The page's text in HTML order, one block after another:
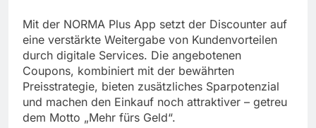
Mit der NORMA Plus App setzt der Discounter auf
eine verstärkte Weitergabe von Kundenvorteilen
durch digitale Services. Die angebotenen
Coupons, kombiniert mit der bewährten
Preisstrategie, bieten zusätzliches Sparpotenzial
und machen den Einkauf noch attraktiver – getreu
dem Motto „Mehr fürs Geld“.